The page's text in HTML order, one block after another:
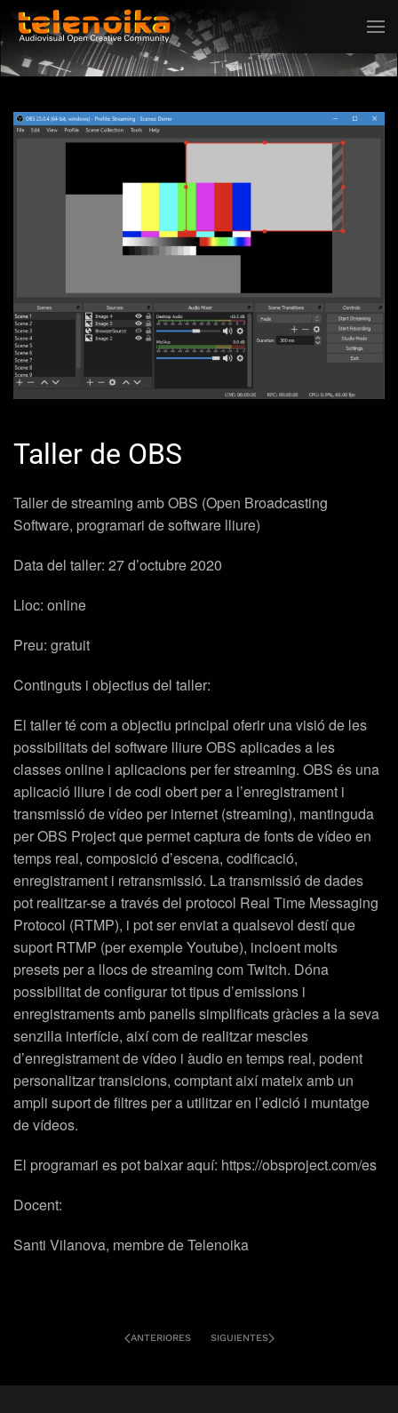
Ir al contenido principal
Taller de OBS
Taller de streaming amb OBS (Open Broadcasting
Software, programari de software lliure)
Data del taller: 27 d’octubre 2020
Lloc: online
Preu: gratuit
Continguts i objectius del taller:
El taller té com a objectiu principal oferir una visió de les
possibilitats del software lliure OBS aplicades a les
classes online i aplicacions per fer streaming. OBS és una
aplicació lliure i de codi obert per a l’enregistrament i
transmissió de vídeo per internet (streaming), mantinguda
per OBS Project que permet captura de fonts de vídeo en
temps real, composició d’escena, codificació,
enregistrament i retransmissió. La transmissió de dades
pot realitzar-se a través del protocol Real Time Messaging
Protocol (RTMP), i pot ser enviat a qualsevol destí que
suport RTMP (per exemple Youtube), incloent molts
presets per a llocs de streaming com Twitch. Dóna
possibilitat de configurar tot tipus d’emissions i
enregistraments amb panells simplificats gràcies a la seva
senzilla interfície, així com de realitzar mescles
d’enregistrament de vídeo i àudio en temps real, podent
personalitzar transicions, comptant així mateix amb un
ampli suport de filtres per a utilitzar en l’edició i muntatge
de vídeos.
El programari es pot baixar aquí: https://obsproject.com/es
Docent:
Santi Vilanova, membre de Telenoika
ANTERIORES SIGUIENTES